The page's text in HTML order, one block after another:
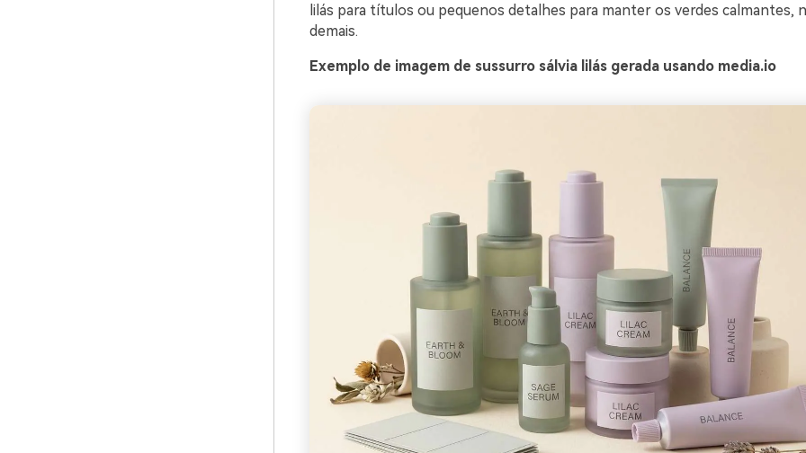
lilás para títulos ou pequenos detalhes para manter os verdes calmantes,
demais.
Exemplo de imagem de sussurro sálvia lilás gerada usando media.io